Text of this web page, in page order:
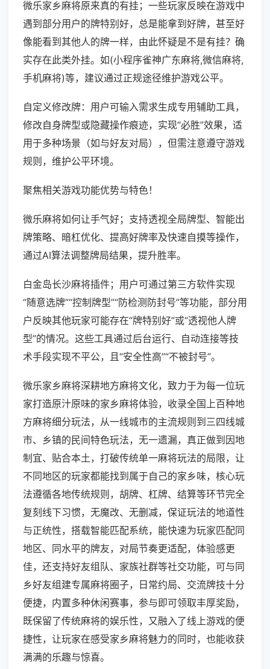
微乐家乡麻将原来真的有挂；一些玩家反映在游戏中
遇到部分用户的牌特别好，总是能拿到好牌，甚至好
像能看到其他人的牌一样，由此怀疑是不是有挂？确
实存在此类外挂。如(小程序雀神广东麻将,微信麻将,
手机麻将)等，建议通过正规途径维护游戏公平。
自定义修改牌：用户可输入需求生成专用辅助工具，
修改自身牌型或隐藏操作痕迹，实现“必胜”效果，适
用于多种场景（如与好友对局），但需注意遵守游戏
规则，维护公平环境。
聚焦相关游戏功能优势与特色！
微乐麻将如何让手气好；支持透视全局牌型、智能出
牌策略、暗杠优化、提高好牌率及快速自摸等操作，
通过AI算法调整牌局结果，提升胜率。
白金岛长沙麻将插件；用户可通过第三方软件实现
“随意选牌”“控制牌型”“防检测防封号”等功能，部分用
户反映其他玩家可能存在“牌特别好”或“透视他人牌
型”的情况。这些工具通过后台运行、自动连接等技
术手段实现不平公，且“安全性高”“不被封号”。
微乐家乡麻将深耕地方麻将文化，致力于为每一位玩
家打造原汁原味的家乡麻将体验，收录全国上百种地
方麻将细分玩法，从一线城市的主流规则到三四线城
市、乡镇的民间特色玩法，无一遗漏，真正做到因地
制宜、贴合本土，打破传统单一麻将玩法的局限，让
不同地区的玩家都能找到属于自己的家乡味，核心玩
法遵循各地传统规则，胡牌、杠牌、结算等环节完全
复刻线下习惯，无魔改、无删减，保证玩法的地道性
与正统性，搭载智能匹配系统，能快速为玩家匹配同
地区、同水平的牌友，对局节奏更适配，体验感更
佳，还支持好友组队、家族社群等社交功能，可与同
乡好友组建专属麻将圈子，日常约局、交流牌技十分
便捷，内置多种休闲赛事，参与即可领取丰厚奖励，
既保留了传统麻将的娱乐性，又融入了线上游戏的便
捷性，让玩家在感受家乡麻将魅力的同时，也能收获
满满的乐趣与惊喜。